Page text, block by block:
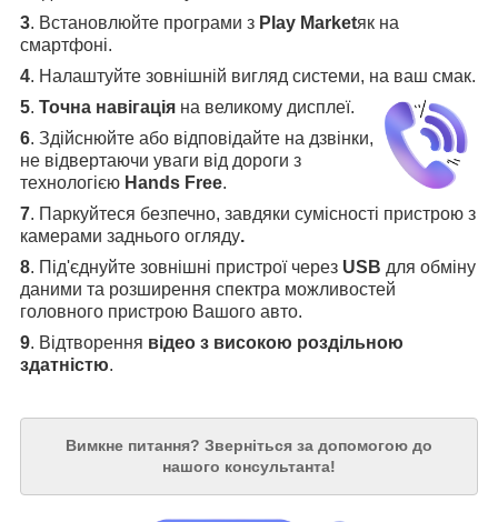
3. Встановлюйте програми з Play Marketяк на
смартфоні.
4. Налаштуйте зовнішній вигляд системи, на ваш смак.
5. Точна навігація на великому дисплеї.
6. Здійснюйте або відповідайте на дзвінки,
не відвертаючи уваги від дороги з
технологією Hands Free.
7. Паркуйтеся безпечно, завдяки сумісності пристрою з
камерами заднього огляду.
8. Під'єднуйте зовнішні пристрої через USB для обміну
даними та розширення спектра можливостей
головного пристрою Вашого авто.
9. Відтворення відео з високою роздільною
здатністю.
Вимкне питання? Зверніться за допомогою до
нашого консультанта!